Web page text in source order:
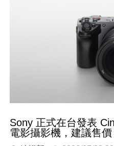
Sony 正式在台發表
電影攝影機，建議售